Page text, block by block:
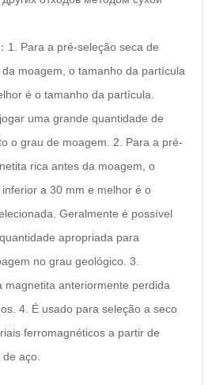
1. Para a pré-seleção seca de
moagem, o tamanho da partícula
é o tamanho da partícula.
uma grande quantidade de
o grau de moagem. 2. Para a pré-
rica antes da moagem, o
a 30 mm e melhor é o
Geralmente é possível
apropriada para
no grau geológico. 3.
magnetita anteriormente perdida
4. É usado para seleção a seco
ferromagnéticos a partir de
aço.